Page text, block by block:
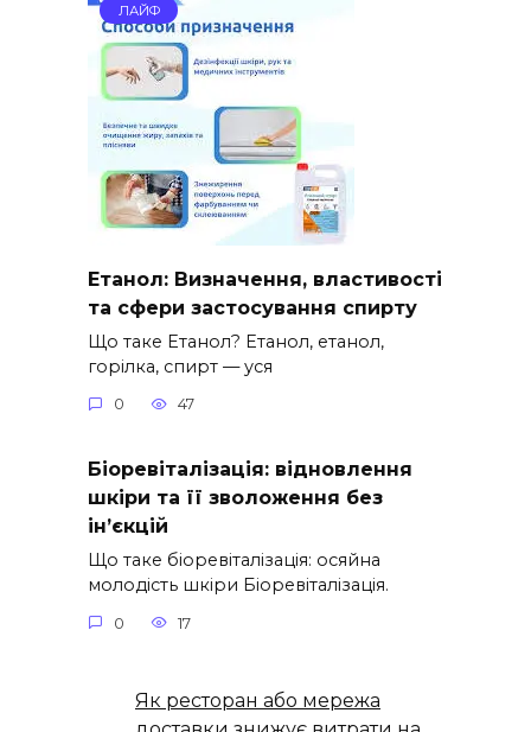
ЛАЙФ
Етанол: Визначення, властивості
та сфери застосування спирту
Що таке Етанол? Етанол, етанол,
горілка, спирт — уся
0 47
Біоревіталізація: відновлення
шкіри та її зволоження без
ін’єкцій
Що таке біоревіталізація: осяйна
молодість шкіри Біоревіталізація.
0 17
Як ресторан або мережа